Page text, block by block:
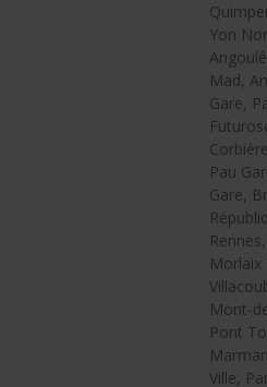
Yon
Mad,
Gare,
Pau
Gare,
Morlaix
Mont-
Pont
Ville,